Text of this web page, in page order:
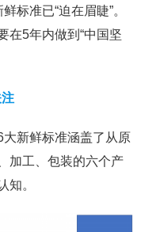
标准已“迫在眉睫”。
在5年内做到“中国坚
新鲜标准涵盖了从原
加工、包装的六个产
知。